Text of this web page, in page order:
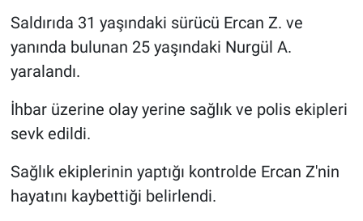
Saldırıda 31 yaşındaki sürücü Ercan Z. ve
yanında bulunan 25 yaşındaki Nurgül A.
yaralandı.
İhbar üzerine olay yerine sağlık ve polis ekipleri
sevk edildi.
Sağlık ekiplerinin yaptığı kontrolde Ercan Z'nin
hayatını kaybettiği belirlendi.